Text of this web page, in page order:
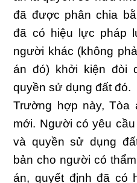
đã được phân chia
đã có hiệu lực pháp
người khác (không
án đó) khởi kiện đòi
quyền sử dụng đất đó.
Trường hợp này, Tòa
mới. Người có yêu
và quyền sử dụng
bản cho người có
án, quyết định đã có